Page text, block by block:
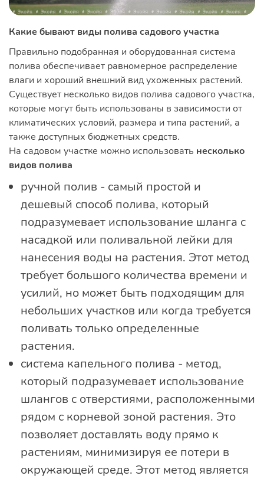
Какие бывают виды полива садового участка
Правильно подобранная и оборудованная система
полива обеспечивает равномерное распределение
влаги и хороший внешний вид ухоженных растений.
Существует несколько видов полива садового участка,
которые могут быть использованы в зависимости от
климатических условий, размера и типа растений, а
также доступных бюджетных средств.
На садовом участке можно использовать несколько
видов полива
ручной полив - самый простой и
дешевый способ полива, который
подразумевает использование шланга с
насадкой или поливальной лейки для
нанесения воды на растения. Этот метод
требует большого количества времени и
усилий, но может быть подходящим для
небольших участков или когда требуется
поливать только определенные
растения.
система капельного полива - метод,
который подразумевает использование
шлангов с отверстиями, расположенными
рядом с корневой зоной растения. Это
позволяет доставлять воду прямо к
растениям, минимизируя ее потери в
окружающей среде. Этот метод является